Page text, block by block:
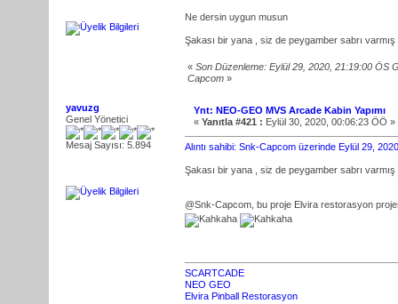
Ne dersin uygun musun
Şakası bir yana , siz de peygamber sabrı
« Son Düzenleme: Eylül 29, 2020, 21:19:00 ÖS
Capcom »
yavuzg
Genel Yönetici
Mesaj Sayısı: 5.894
Ynt: NEO-GEO MVS Arcade Kabin Yapımı
« Yanıtla #421 : Eylül 30, 2020, 00:06:23 ÖÖ »
Alıntı sahibi: Snk-Capcom üzerinde Eylül 29,
Şakası bir yana , siz de peygamber sabrı
@Snk-Capcom, bu proje Elvira restorasyon
SCARTCADE
NEO GEO
Elvira Pinball Restorasyon